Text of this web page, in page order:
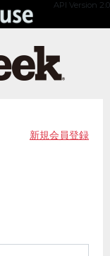
API Version 2.0
新規会員登録